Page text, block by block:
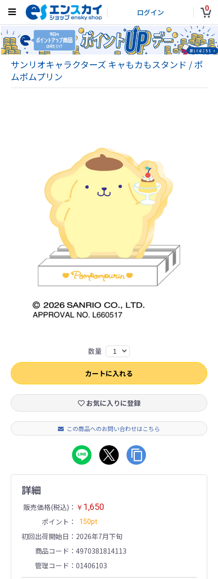
ログイン 0
サンリオキャラクターズ キャもカもスタンド / ポ
ムポムプリン
数量 1
カートに入れる
お気に入りに登録
この商品へのお問い合わせはこちら
詳細
販売価格(税込) ￥ 1,650
ポイント 150pt
初回出荷開始日
2026年7月下旬
商品コード
4970381814113
管理コード
01406103